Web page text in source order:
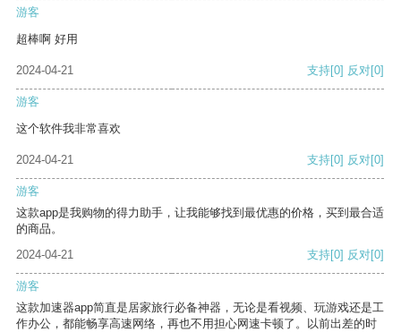
游客
超棒啊 好用
2024-04-21 支持[0] 反对[0]
游客
这个软件我非常喜欢
2024-04-21 支持[0] 反对[0]
游客
这款app是我购物的得力助手，让我能够找到最优惠的价格，买到最合适
的商品。
2024-04-21
支持[0] 反对[0]
游客
这款加速器app简直是居家旅行必备神器，无论是看视频、玩游戏还是工
作办公，都能畅享高速网络，再也不用担心网速卡顿了。以前出差的时